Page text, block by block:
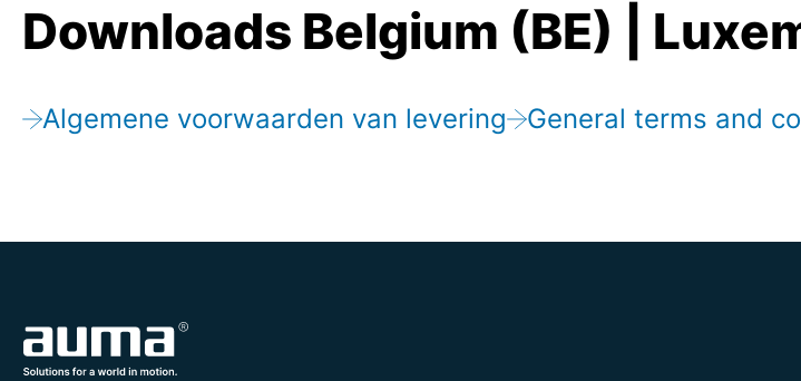
Downloads Belgium (BE) |
Algemene voorwaarden van levering General terms and